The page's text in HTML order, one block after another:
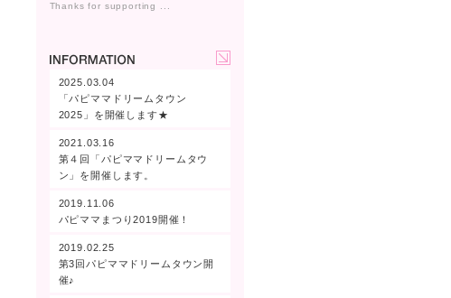
Thanks for supporting ...
2025.03.04
「パピママドリームタウン
2025」を開催します★
2021.03.16
第４回「パピママドリームタウ
ン」を開催します。
2019.11.06
パピママまつり2019開催！
2019.02.25
第3回パピママドリームタウン開
催♪